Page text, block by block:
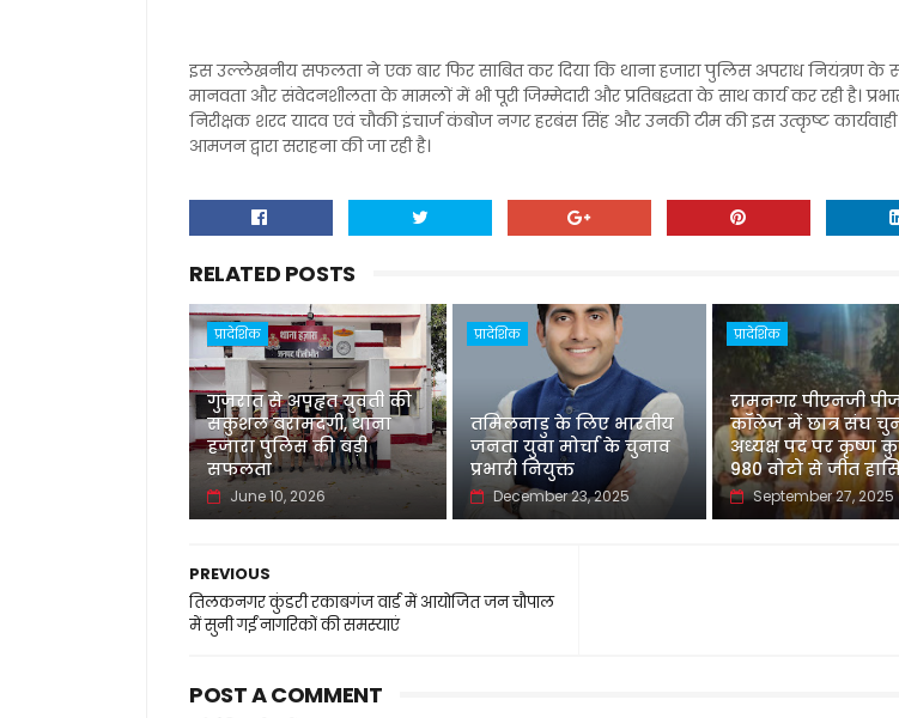
इस उल्लेखनीय सफलता ने एक बार फिर साबित कर दिया कि थाना हजारा पुलिस अपराध नियंत्रण के
मानवता और संवेदनशीलता के मामलों में भी पूरी जिम्मेदारी और प्रतिबद्धता के साथ कार्य कर रही है।
निरीक्षक शरद यादव एवं चौकी इंचार्ज कंबोज नगर हरबंस सिंह और उनकी टीम की इस उत्कृष्ट
आमजन द्वारा सराहना की जा रही है।
RELATED POSTS
प्रादेशिक
गुजरात से अपहृत युवती की
सकुशल बरामदगी, थाना
हजारा पुलिस की बड़ी
सफलता
June 10, 2026
प्रादेशिक
तमिलनाडु के लिए भारतीय
जनता युवा मोर्चा के चुनाव
प्रभारी नियुक्त
December 23, 2025
प्रादेशिक
रामनगर पीएनजी
कॉलेज में छात्र संघ
अध्यक्ष पद पर कृष्ण
980 वोटो से जीत
September 27, 2025
PREVIOUS
तिलकनगर कुंडरी रकाबगंज वार्ड में आयोजित जन चौपाल
में सुनी गईं नागरिकों की समस्याएं
POST A COMMENT